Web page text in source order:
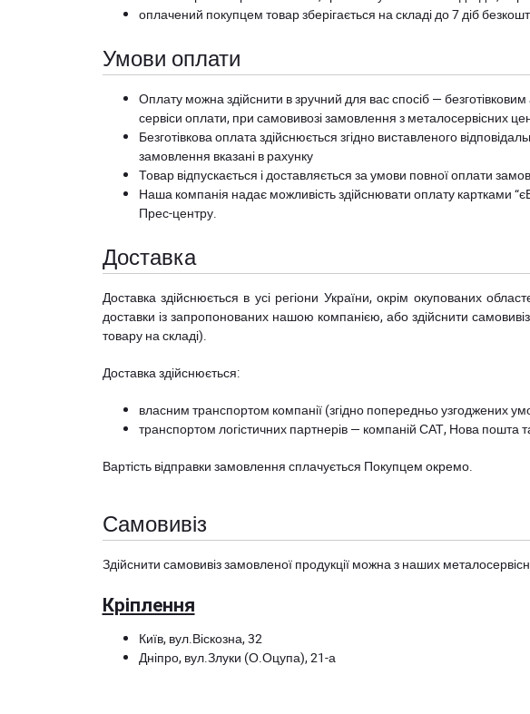
оплачений покупцем товар зберігається на складі до 7 діб
Умови оплати
Оплату можна здійснити в зручний для вас спосіб —
сервіси оплати, при самовивозі замовлення з металосервісних
Безготівкова оплата здійснюється згідно виставленого
замовлення вказані в рахунку
Товар відпускається і доставляється за умови повної оплати
Наша компанія надає можливість здійснювати оплату картками
Прес-центру.
Доставка
Доставка здійснюється в усі регіони України, окрім окупованих
доставки із запропонованих нашою компанією, або здійснити
товару на складі).
Доставка здійснюється:
власним транспортом компанії (згідно попередньо узгоджених
транспортом логістичних партнерів — компаній САТ, Нова пошта
Вартість відправки замовлення сплачується Покупцем окремо.
Самовивіз
Здійснити самовивіз замовленої продукції можна з наших
Кріплення
Київ, вул.Віскозна, 32
Дніпро, вул.Злуки (О.Оцупа), 21-а